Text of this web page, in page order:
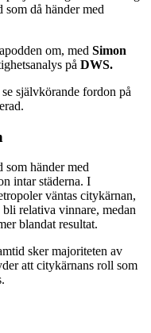
då händer med
om, med Simon
på DWS.
självkörande fordon på
händer med
intar städerna. I
väntas citykärnan,
relativa vinnare, medan
blandat resultat.
sker majoriteten av
att citykärnans roll som